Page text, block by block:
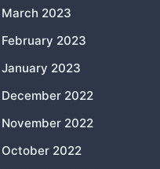
March 2023
February 2023
January 2023
December 2022
November 2022
October 2022